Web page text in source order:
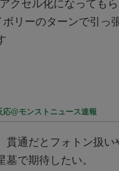
クセル化になっても
リーのターンで引っ
応@モンストニュース速報
貫通だとフォトン扱い
墓で期待したい。